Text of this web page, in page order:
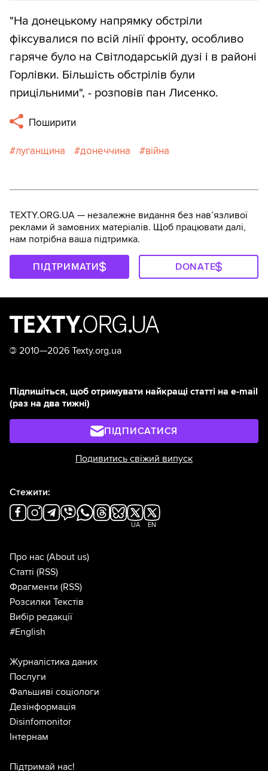
"На донецькому напрямку обстріли
фіксувалися по всій лінії фронту, особливо
гаряче було на Світлодарській дузі і в районі
Горлівки. Більшість обстрілів були
прицільними", - розповів пан Лисенко.
Поширити
луганщина донеччина війна
TEXTY.ORG.UA — незалежне видання без навʼязливої
реклами й замовних матеріалів. Щоб працювати далі,
нам потрібна ваша підтримка.
ПІДТРИМАТИ DONATE
© 2010—2026 Texty.org.ua
Підпишіться, щоб отримувати найкращі статті на e-mail
(раз на два тижні)
ПІДПИСАТИСЯ
Подивитись свіжий випуск
Стежити:
UA EN
Про нас (About us)
Статті (RSS)
Фрагменти (RSS)
Розсилки Текстів
Вибір редакції
#English
Журналістика даних
Послуги
Фальшиві соціологи
Дезінформація
Disinfomonitor
Інтернам
Підтримай нас!